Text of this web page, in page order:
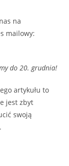
na
mailowy:
do 20. grudnia!
artykułu to
jest zbyt
swoją